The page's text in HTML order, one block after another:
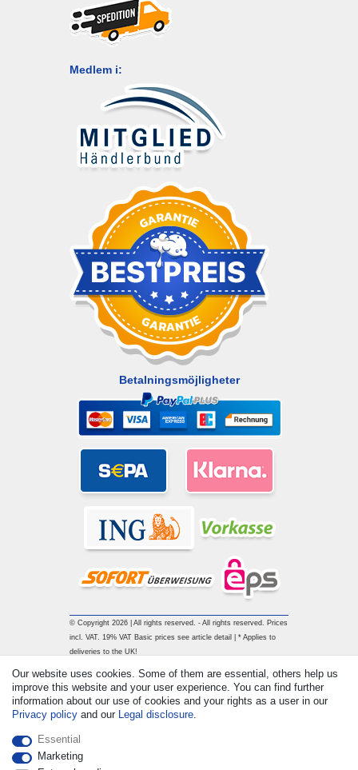
Medlem i:
Betalningsmöjligheter
© Copyright 2026 | All rights reserved. - All rights reserved. Prices
incl. VAT. 19% VAT Basic prices see article detail | * Applies to
deliveries to the UK!
Our website uses cookies. Some of them are essential, others help us
improve this website and your user experience. You can find further
information about our use of cookies and your rights as a user in our
Privacy policy and our Legal disclosure.
Essential
Marketing
Withdraw from contract here Contact